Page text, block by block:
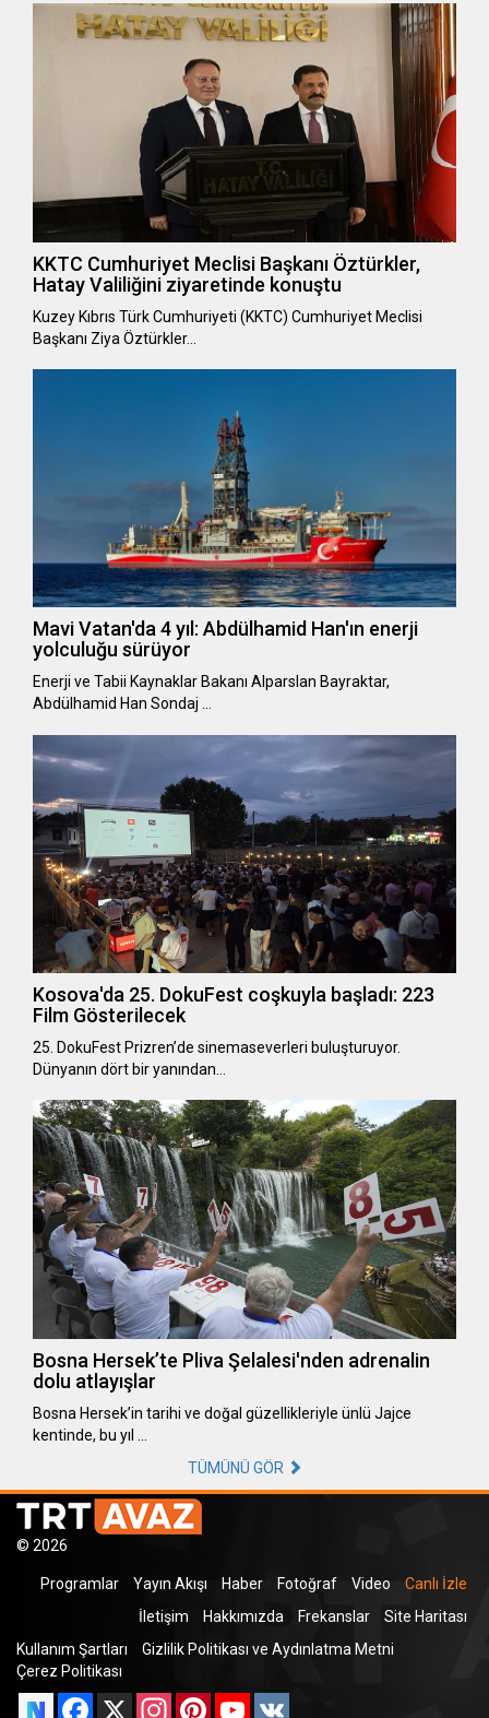
KKTC Cumhuriyet Meclisi Başkanı Öztürkler,
Hatay Valiliğini ziyaretinde konuştu
Kuzey Kıbrıs Türk Cumhuriyeti (KKTC) Cumhuriyet Meclisi
Başkanı Ziya Öztürkler…
Mavi Vatan'da 4 yıl: Abdülhamid Han'ın enerji
yolculuğu sürüyor
Enerji ve Tabii Kaynaklar Bakanı Alparslan Bayraktar,
Abdülhamid Han Sondaj …
Kosova'da 25. DokuFest coşkuyla başladı: 223
Film Gösterilecek
25. DokuFest Prizren’de sinemaseverleri buluşturuyor.
Dünyanın dört bir yanından…
Bosna Hersek’te Pliva Şelalesi'nden adrenalin
dolu atlayışlar
Bosna Hersek’in tarihi ve doğal güzellikleriyle ünlü Jajce
kentinde, bu yıl …
TÜMÜNÜ GÖR
© 2026
Programlar Yayın Akışı Haber Fotoğraf Video
Canlı İzle
İletişim
Hakkımızda Frekanslar
Site Haritası
Kullanım Şartları
Gizlilik Politikası ve Aydınlatma Metni
Çerez Politikası
Facebook
X InstagramPinterestYouTube